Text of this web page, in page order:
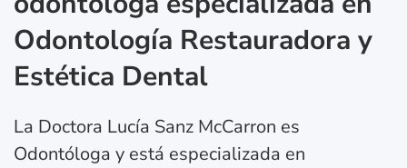
Odontología Restauradora y
Estética Dental
La Doctora Lucía Sanz McCarron es
Odontóloga y está especializada en